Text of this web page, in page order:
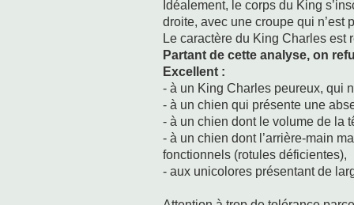
Idéalement, le corps du King
droite, avec une croupe qui n’est
Le caractère du King Charles est
Partant de cette analyse, on
Excellent :
- à un King Charles peureux, qui
- à un chien qui présente une
- à un chien dont le volume de la
- à un chien dont l’arrière-main
fonctionnels (rotules déficientes),
- aux unicolores présentant de